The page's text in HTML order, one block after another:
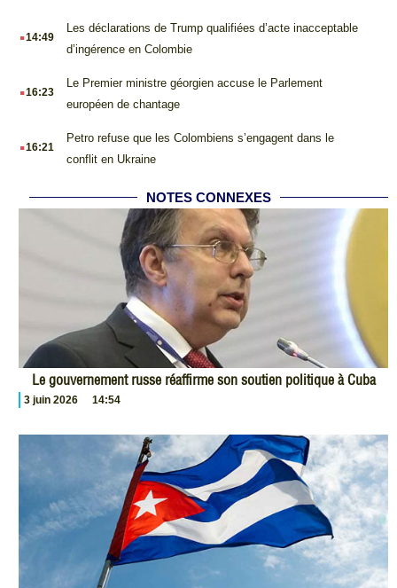
.14:49
Les déclarations de Trump qualifiées d’acte inacceptable
d’ingérence en Colombie
.16:23
Le Premier ministre géorgien accuse le Parlement
européen de chantage
.16:21
Petro refuse que les Colombiens s’engagent dans le
conflit en Ukraine
NOTES CONNEXES
Le gouvernement russe réaffirme son soutien politique à Cuba
3 juin 2026 14:54